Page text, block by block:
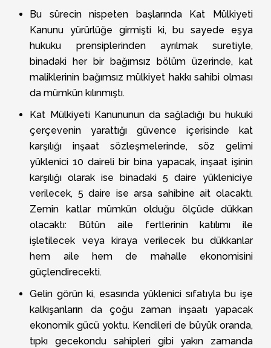
Bu sürecin nispeten başlarında Kat Mülkiyeti
Kanunu yürürlüğe girmişti ki, bu sayede eşya
hukuku prensiplerinden ayrılmak suretiyle,
binadaki her bir bağımsız bölüm üzerinde, kat
maliklerinin bağımsız mülkiyet hakkı sahibi olması
da mümkün kılınmıştı.
Kat Mülkiyeti Kanununun da sağladığı bu hukuki
çerçevenin yarattığı güvence içerisinde kat
karşılığı inşaat sözleşmelerinde, söz gelimi
yüklenici 10 daireli bir bina yapacak, inşaat işinin
karşılığı olarak ise binadaki 5 daire yükleniciye
verilecek, 5 daire ise arsa sahibine ait olacaktı.
Zemin katlar mümkün olduğu ölçüde dükkan
olacaktı: Bütün aile fertlerinin katılımı ile
işletilecek veya kiraya verilecek bu dükkanlar
hem aile hem de mahalle ekonomisini
güçlendirecekti.
Gelin görün ki, esasında yüklenici sıfatıyla bu işe
kalkışanların da çoğu zaman inşaatı yapacak
ekonomik gücü yoktu. Kendileri de büyük oranda,
tıpkı gecekondu sahipleri gibi yakın zamanda